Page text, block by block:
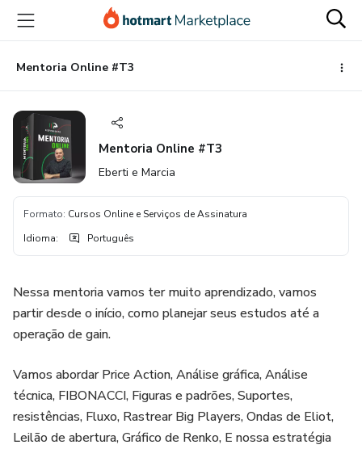
para
conteúdo
principal
para
pagamento
para
rodapé
Mentoria Online #T3
Mentoria Online #T3
Eberti e Marcia
Formato: Cursos Online e Serviços de Assinatura
Idioma: Português
Nessa mentoria vamos ter muito aprendizado, vamos
partir desde o início, como planejar seus estudos até a
operação de gain.
Vamos abordar Price Action, Análise gráfica, Análise
técnica, FIBONACCI, Figuras e padrões, Suportes,
resistências, Fluxo, Rastrear Big Players, Ondas de Eliot,
Leilão de abertura, Gráfico de Renko, E nossa estratégia